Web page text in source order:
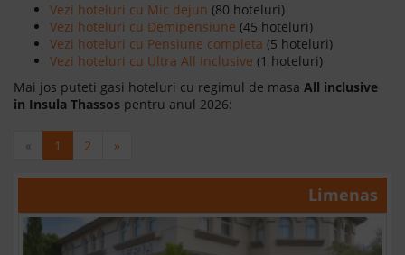
Vezi hoteluri cu Mic dejun (80 hoteluri)
Vezi hoteluri cu Demipensiune (45 hoteluri)
Vezi hoteluri cu Pensiune completa (5 hoteluri)
Vezi hoteluri cu Ultra All inclusive (1 hoteluri)
Mai jos puteti gasi hoteluri cu regimul de masa All inclusive
in Insula Thassos pentru anul 2026:
« 1 2 »
Limenas